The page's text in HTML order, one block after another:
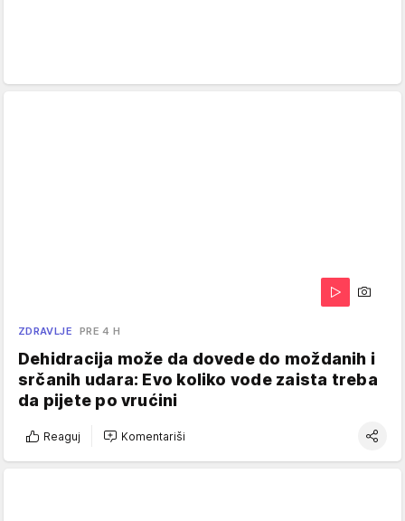
ZDRAVLJE PRE 4 H
Dehidracija može da dovede do moždanih i
srčanih udara: Evo koliko vode zaista treba
da pijete po vrućini
Reaguj Komentariši